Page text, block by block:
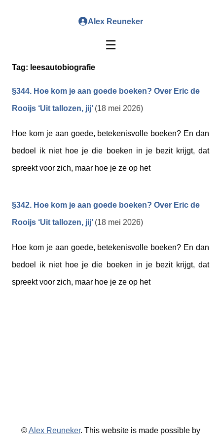
Alex Reuneker
☰
Tag: leesautobiografie
§344. Hoe kom je aan goede boeken? Over Eric de
Rooijs ‘Uit tallozen, jij’ (18 mei 2026)
Hoe kom je aan goede, betekenisvolle boeken? En dan
bedoel ik niet hoe je die boeken in je bezit krijgt, dat
spreekt voor zich, maar hoe je ze op het
§342. Hoe kom je aan goede boeken? Over Eric de
Rooijs ‘Uit tallozen, jij’ (18 mei 2026)
Hoe kom je aan goede, betekenisvolle boeken? En dan
bedoel ik niet hoe je die boeken in je bezit krijgt, dat
spreekt voor zich, maar hoe je ze op het
©Alex Reuneker. This website is made possible by